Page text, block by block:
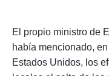
El propio ministro de
había mencionado,
Estados Unidos, los